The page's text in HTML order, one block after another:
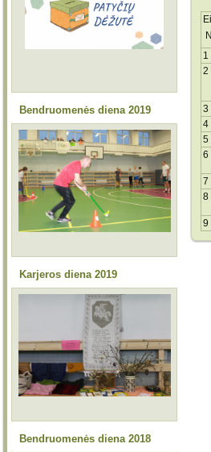
Bendruomenės diena 2019
Karjeros diena 2019
Bendruomenės diena 2018
1
2
3
4
5
6
7
8
9